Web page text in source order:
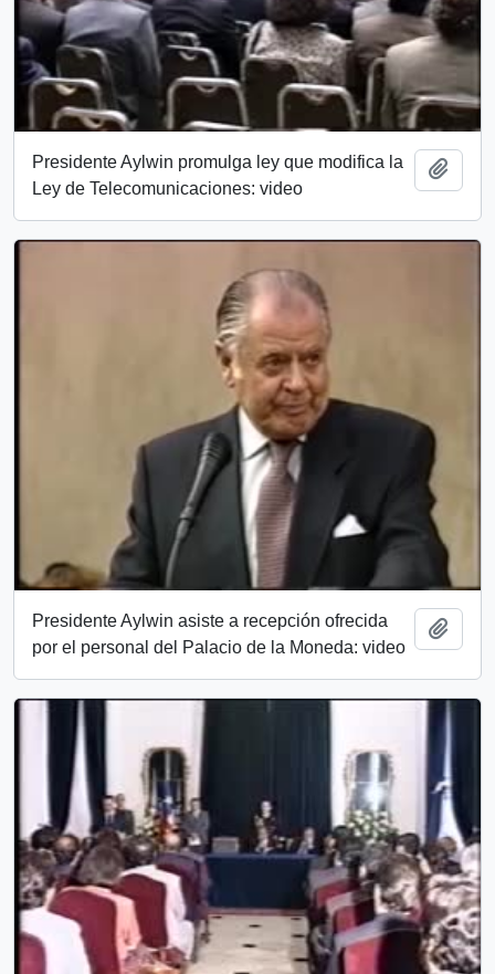
Presidente Aylwin promulga ley que modifica la
Ley de Telecomunicaciones: video
Presidente Aylwin asiste a recepción ofrecida
por el personal del Palacio de la Moneda: video